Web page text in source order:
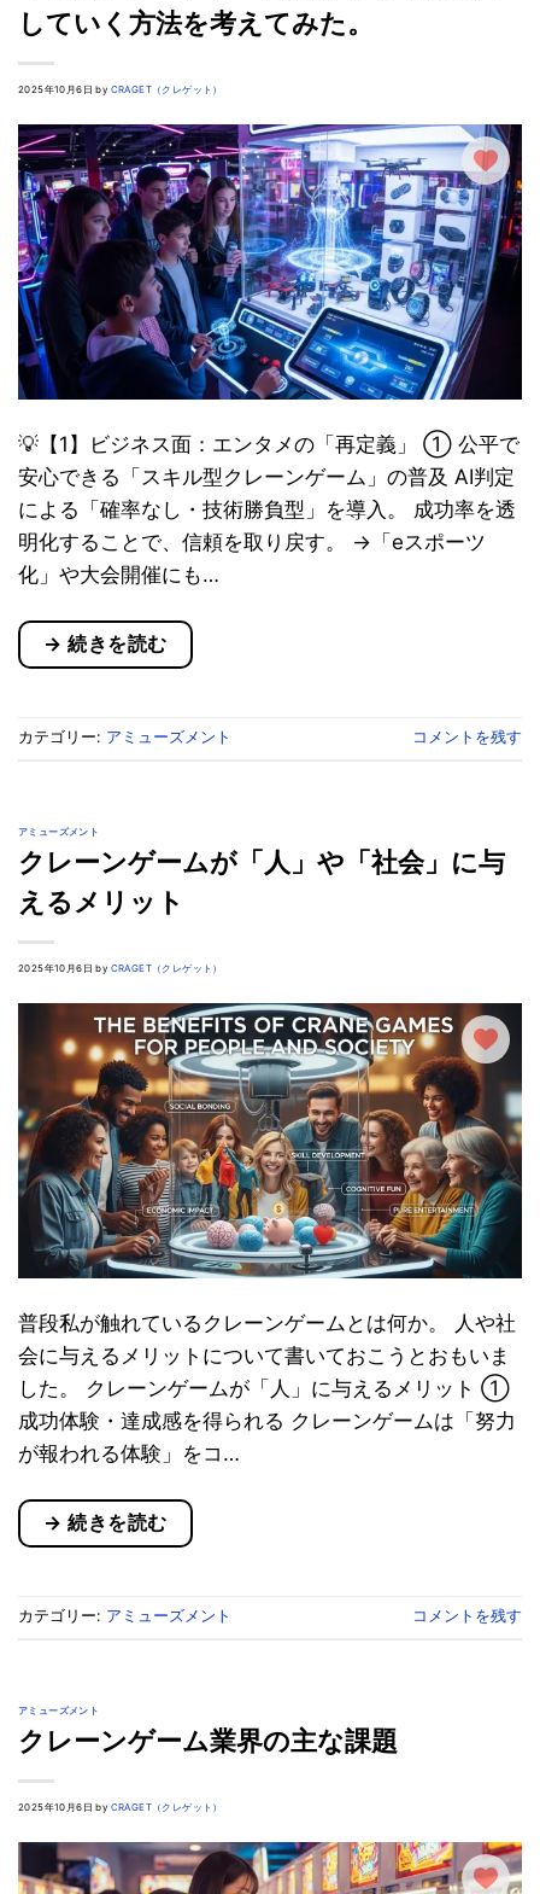
していく方法を考えてみた。
2025年10月6日 by CRAGET（クレゲット）
💡【1】ビジネス面：エンタメの「再定義」 ① 公平で
安心できる「スキル型クレーンゲーム」の普及 AI判定
による「確率なし・技術勝負型」を導入。 成功率を透
明化することで、信頼を取り戻す。 →「eスポーツ
化」や大会開催にも…
→ 続きを読む
カテゴリー: アミューズメント コメントを残す
アミューズメント
クレーンゲームが「人」や「社会」に与
えるメリット
2025年10月6日 by CRAGET（クレゲット）
普段私が触れているクレーンゲームとは何か。 人や社
会に与えるメリットについて書いておこうとおもいま
した。 クレーンゲームが「人」に与えるメリット ①
成功体験・達成感を得られる クレーンゲームは「努力
が報われる体験」をコ…
→ 続きを読む
カテゴリー: アミューズメント コメントを残す
アミューズメント
クレーンゲーム業界の主な課題
2025年10月6日 by CRAGET（クレゲット）